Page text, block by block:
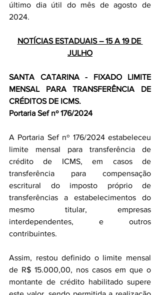
último dia útil do mês de agosto de
2024.
NOTÍCIAS ESTADUAIS – 15 A 19 DE
JULHO
SANTA CATARINA - FIXADO LIMITE
MENSAL PARA TRANSFERÊNCIA DE
CRÉDITOS DE ICMS.
Portaria Sef nº 176/2024
A Portaria Sef nº 176/2024 estabeleceu
limite mensal para transferência de
crédito de ICMS, em casos de
transferência para compensação
escritural do imposto próprio de
transferências a estabelecimentos do
mesmo titular, empresas
interdependentes, e outros
contribuintes.
Assim, restou definido o limite mensal
de R$ 15.000,00, nos casos em que o
montante de crédito habilitado supere